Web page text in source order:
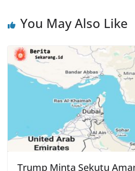
You May Also Like
Trump Minta Sekutu